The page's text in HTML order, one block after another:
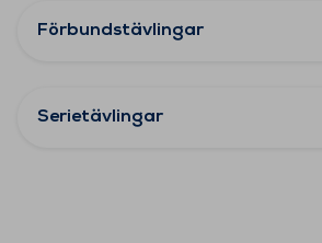
Förbundstävlingar
Serietävlingar